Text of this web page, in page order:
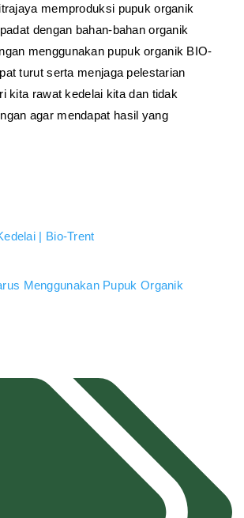
memproduksi pupuk organik
dengan bahan-bahan organik
menggunakan pupuk organik BIO-
turut serta menjaga pelestarian
kita rawat kedelai kita dan tidak
agar mendapat hasil yang
| Bio-Trent
Menggunakan Pupuk Organik